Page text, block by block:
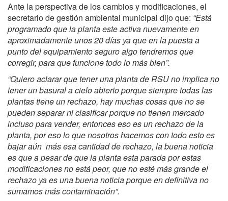
Ante la perspectiva de los cambios y modificaciones, el
secretario de gestión ambiental municipal dijo que: “Está
programado que la planta este activa nuevamente en
aproximadamente unos 20 días ya que en la puesta a
punto del equipamiento seguro algo tendremos que
corregir, para que funcione todo lo más bien”.
“Quiero aclarar que tener una planta de RSU no implica no
tener un basural a cielo abierto porque siempre todas las
plantas tiene un rechazo, hay muchas cosas que no se
pueden separar ni clasificar porque no tienen mercado
incluso para vender, entonces eso es un rechazo de la
planta, por eso lo que nosotros hacemos con todo esto es
bajar aún más esa cantidad de rechazo, la buena noticia
es que a pesar de que la planta esta parada por estas
modificaciones no está peor, que no esté más grande el
rechazo ya es una buena noticia porque en definitiva no
sumamos más contaminación”.